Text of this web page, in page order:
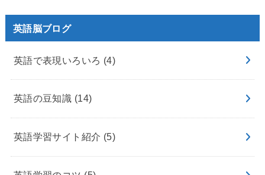
英語脳ブログ
英語で表現いろいろ (4)
英語の豆知識 (14)
英語学習サイト紹介 (5)